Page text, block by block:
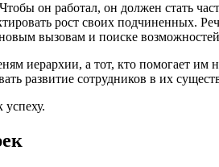
он работал, он должен стать
рост своих подчиненных.
вызовам и поиске
иерархии, а тот, кто помогает им
развитие сотрудников в их